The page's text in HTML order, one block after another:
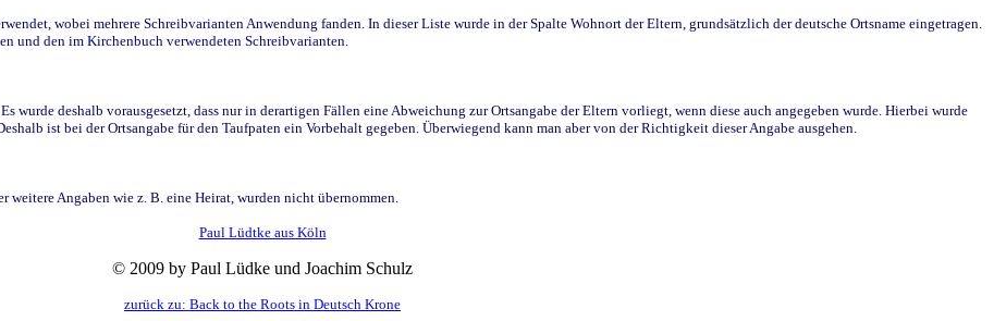
wobei mehrere Schreibvarianten Anwendung fanden. In dieser Liste wurde in der Spalte Wohnort der Eltern, grundsätzlich der deutsche Ortsname eingetragen.
und den im Kirchenbuch verwendeten Schreibvarianten.
wurde deshalb vorausgesetzt, dass nur in derartigen Fällen eine Abweichung zur Ortsangabe der Eltern vorliegt, wenn diese auch angegeben wurde. Hierbei wurde
ist bei der Ortsangabe für den Taufpaten ein Vorbehalt gegeben. Überwiegend kann man aber von der Richtigkeit dieser Angabe ausgehen.
Angaben wie z. B. eine Heirat, wurden nicht übernommen.
Paul Lüdtke aus Köln
© 2009 by Paul Lüdke und Joachim Schulz
zurück zu: Back to the Roots in Deutsch Krone